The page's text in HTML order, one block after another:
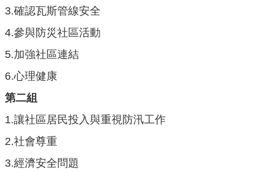
3.確認瓦斯管線安全
4.參與防災社區活動
5.加強社區連結
6.心理健康
第二組
1.讓社區居民投入與重視防汛工作
2.社會尊重
3.經濟安全問題